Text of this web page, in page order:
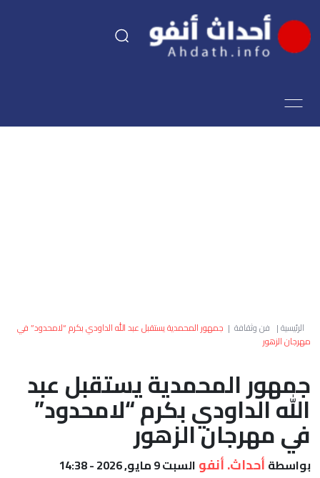
اقتصاد
العالم
الصحراء
الرئيسية| فن وثقافة | جمهور المحمدية يستقبل عبد الله الداودي بكرم “لامحدود” في
مهرجان الزهور
جمهور المحمدية يستقبل عبد
الله الداودي بكرم “لامحدود”
في مهرجان الزهور
بواسطة أحداث. أنفو السبت 9 مايو, 2026 - 14:38